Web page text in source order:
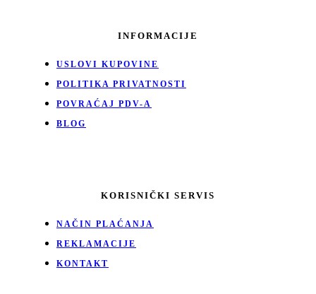
INFORMACIJE
USLOVI KUPOVINE
POLITIKA PRIVATNOSTI
POVRAĆAJ PDV-A
BLOG
KORISNIČKI SERVIS
NAČIN PLAĆANJA
REKLAMACIJE
KONTAKT